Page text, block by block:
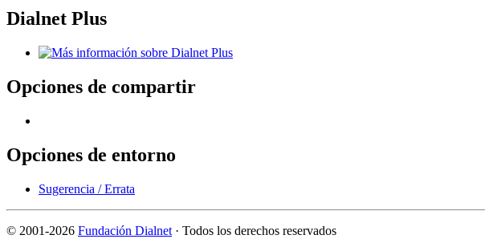
Dialnet Plus
Opciones de compartir
Opciones de entorno
Sugerencia / Errata
© 2001-2026 Fundación Dialnet · Todos los derechos reservados